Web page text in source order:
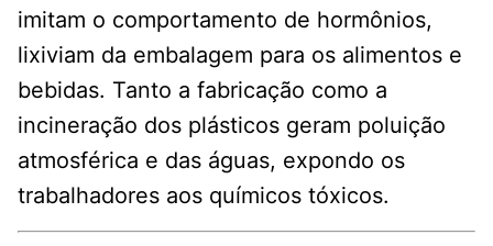
imitam o comportamento de hormônios,
lixiviam da embalagem para os alimentos e
bebidas. Tanto a fabricação como a
incineração dos plásticos geram poluição
atmosférica e das águas, expondo os
trabalhadores aos químicos tóxicos.